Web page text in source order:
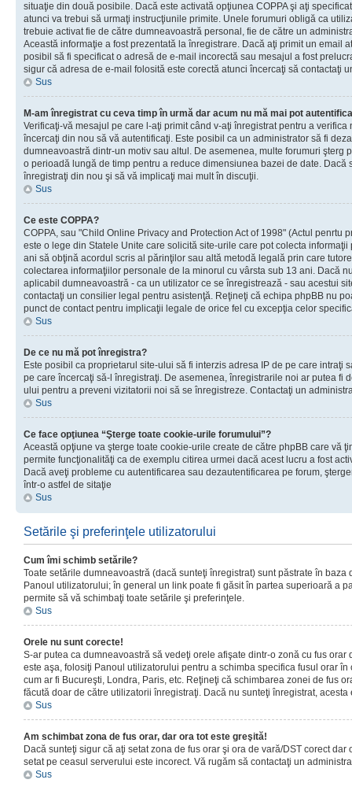
situaţie din două posibile. Dacă este activată opţiunea COPPA şi aţi
atunci va trebui să urmaţi instrucţiunile primite. Unele forumuri obligă ca
trebuie activat fie de către dumneavoastră personal, fie de către un
Această informaţie a fost prezentată la înregistrare. Dacă aţi primit un email
posibil să fi specificat o adresă de e-mail incorectă sau mesajul a fost
sigur că adresa de e-mail folosită este corectă atunci încercaţi să contactaţi
Sus
M-am înregistrat cu ceva timp în urmă dar acum nu mă mai pot
Verificaţi-vă mesajul pe care l-aţi primit când v-aţi înregistrat pentru a
încercaţi din nou să vă autentificaţi. Este posibil ca un administrator să fi
dumneavoastră dintr-un motiv sau altul. De asemenea, multe forumuri şterg
o perioadă lungă de timp pentru a reduce dimensiunea bazei de date. Dacă
înregistraţi din nou şi să vă implicaţi mai mult în discuţii.
Sus
Ce este COPPA?
COPPA, sau "Child Online Privacy and Protection Act of 1998" (Actul penrtu
este o lege din Statele Unite care solicită site-urile care pot colecta
ani să obţină acordul scris al părinţilor sau altă metodă legală prin care
colectarea informaţiilor personale de la minorul cu vârsta sub 13 ani. Dacă
aplicabil dumneavoastră - ca un utilizator ce se înregistrează - sau acestui
contactaţi un consilier legal pentru asistenţă. Reţineţi că echipa phpBB nu
punct de contact pentru implicaţii legale de orice fel cu excepţia celor
Sus
De ce nu mă pot înregistra?
Este posibil ca proprietarul site-ului să fi interzis adresa IP de pe care intraţi
pe care încercaţi să-l înregistraţi. De asemenea, înregistrarile noi ar putea fi
ului pentru a preveni vizitatorii noi să se înregistreze. Contactaţi un
Sus
Ce face opţiunea “Şterge toate cookie-urile forumului”?
Această opţiune va şterge toate cookie-urile create de către phpBB care vă
permite funcţionalităţi ca de exemplu citirea urmei dacă acest lucru a fost
Dacă aveţi probleme cu autentificarea sau dezautentificarea pe forum,
într-o astfel de sitaţie
Sus
Setările şi preferinţele utilizatorului
Cum îmi schimb setările?
Toate setările dumneavoastră (dacă sunteţi înregistrat) sunt păstrate în baza
Panoul utilizatorului; în general un link poate fi găsit în partea superioară a
permite să vă schimbaţi toate setările şi preferinţele.
Sus
Orele nu sunt corecte!
S-ar putea ca dumneavoastră să vedeţi orele afişate dintr-o zonă cu fus orar
este aşa, folosiţi Panoul utilizatorului pentru a schimba specifica fusul orar
cum ar fi Bucureşti, Londra, Paris, etc. Reţineţi că schimbarea zonei de fus
făcută doar de către utilizatorii înregistraţi. Dacă nu sunteţi înregistrat, acesta
Sus
Am schimbat zona de fus orar, dar ora tot este greşită!
Dacă sunteţi sigur că aţi setat zona de fus orar şi ora de vară/DST corect
setat pe ceasul serverului este incorect. Vă rugăm să contactaţi un
Sus